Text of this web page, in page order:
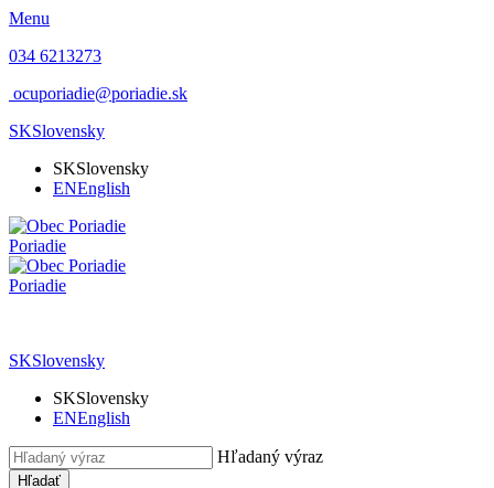
Menu
034 6213273
ocuporiadie@poriadie.sk
SKSlovensky
SKSlovensky
ENEnglish
Poriadie
Poriadie
SKSlovensky
SKSlovensky
ENEnglish
Hľadaný výraz
Hľadať